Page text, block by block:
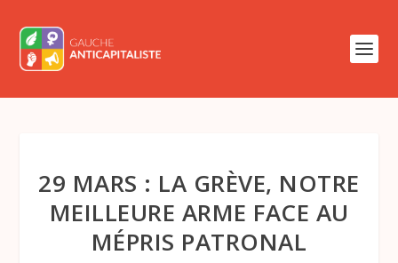
29 MARS : LA GRÈVE, NOTRE
MEILLEURE ARME FACE AU
MÉPRIS PATRONAL